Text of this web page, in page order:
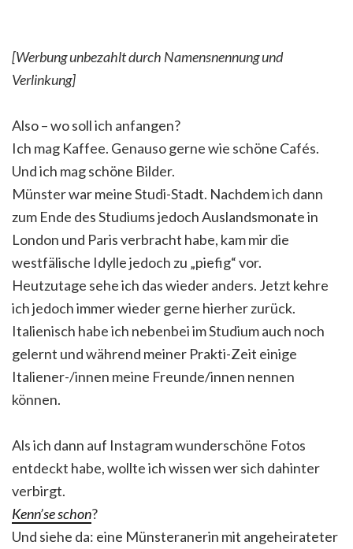
[Werbung unbezahlt durch Namensnennung und
Verlinkung]
Also – wo soll ich anfangen?
Ich mag Kaffee. Genauso gerne wie schöne Cafés.
Und ich mag schöne Bilder.
Münster war meine Studi-Stadt. Nachdem ich dann
zum Ende des Studiums jedoch Auslandsmonate in
London und Paris verbracht habe, kam mir die
westfälische Idylle jedoch zu „piefig“ vor.
Heutzutage sehe ich das wieder anders. Jetzt kehre
ich jedoch immer wieder gerne hierher zurück.
Italienisch habe ich nebenbei im Studium auch noch
gelernt und während meiner Prakti-Zeit einige
Italiener-/innen meine Freunde/innen nennen
können.
Als ich dann auf Instagram wunderschöne Fotos
entdeckt habe, wollte ich wissen wer sich dahinter
verbirgt.
Kenn’se schon?
Und siehe da: eine Münsteranerin mit angeheirateter